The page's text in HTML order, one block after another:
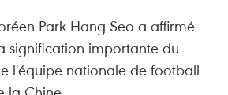
Park Hang Seo a affirmé
signification importante du
l'équipe nationale de football